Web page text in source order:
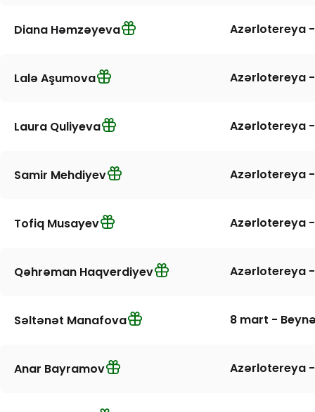
Diana Həmzəyeva Azərlotereya -
Lalə Aşumova Azərlotereya -
Laura Quliyeva Azərlotereya -
Samir Mehdiyev Azərlotereya -
Tofiq Musayev Azərlotereya -
Qəhrəman Haqverdiyev Azərlotereya -
Səltənət Manafova 8 mart -
Anar Bayramov Azərlotereya -